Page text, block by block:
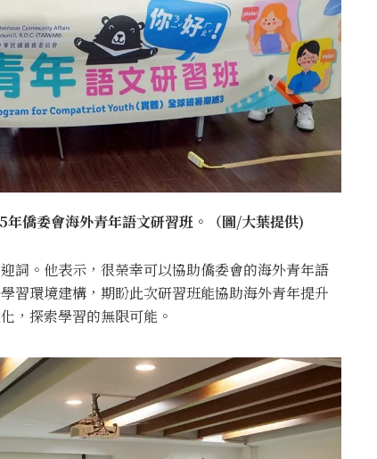
僑委會海外青年語文研習班。（圖/大葉提供)
詞。他表示，很榮幸可以協助僑委會的海外青年語
習環境建構，期盼此次研習班能協助海外青年提升
，探索學習的無限可能。